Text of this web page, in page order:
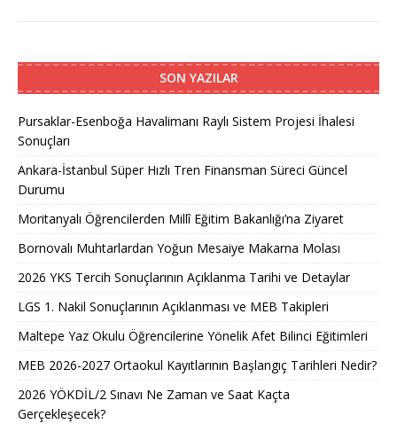
SON YAZILAR
Pursaklar-Esenboğa Havalimanı Raylı Sistem Projesi İhalesi
Sonuçları
Ankara-İstanbul Süper Hızlı Tren Finansman Süreci Güncel
Durumu
Moritanyalı Öğrencilerden Millî Eğitim Bakanlığı’na Ziyaret
Bornovalı Muhtarlardan Yoğun Mesaiye Makarna Molası
2026 YKS Tercih Sonuçlarının Açıklanma Tarihi ve Detaylar
LGS 1. Nakil Sonuçlarının Açıklanması ve MEB Takipleri
Maltepe Yaz Okulu Öğrencilerine Yönelik Afet Bilinci Eğitimleri
MEB 2026-2027 Ortaokul Kayıtlarının Başlangıç Tarihleri Nedir?
2026 YÖKDİL/2 Sınavı Ne Zaman ve Saat Kaçta
Gerçekleşecek?